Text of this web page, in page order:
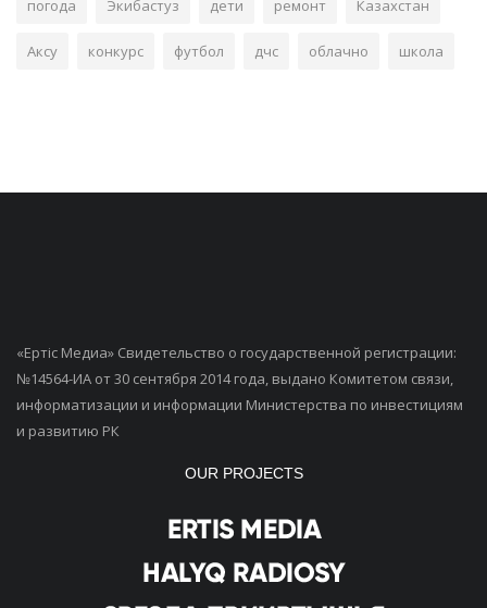
погода Экибастуз дети ремонт Казахстан
Аксу конкурс футбол дчс облачно школа
«Ертiс Медиа» Свидетельство о государственной регистрации:
№14564-ИА от 30 сентября 2014 года, выдано Комитетом связи,
информатизации и информации Министерства по инвестициям
и развитию РК
OUR PROJECTS